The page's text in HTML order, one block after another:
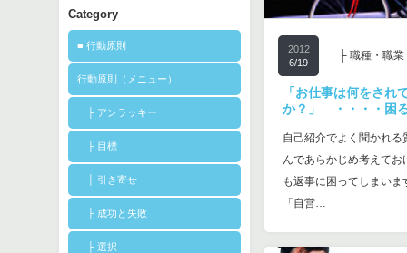
Category
■ 行動原則
行動原則（メニュー）
├ アンラッキー
├ 目標
├ 引き寄せ
├ 成功と失敗
├ 選択
2012
6/19
├ 職種・職業
「お仕事は何をされ
か？」 ・・・・困
自己紹介でよく聞かれ
んであらかじめ考えて
も返事に困ってしまい
「自営…